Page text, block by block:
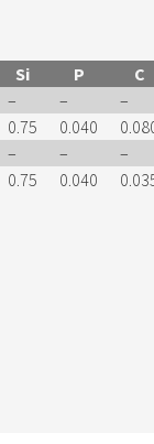
Si P C
– – –
0.75 0.040
– – –
0.75 0.040